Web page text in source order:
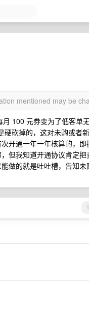
mentioned may be
100 元券变为了低客单
砍掉的，这对未购或者
开通一年一年核算的，即
但我知道开通协议肯定把
做的就是吐吐槽，告知